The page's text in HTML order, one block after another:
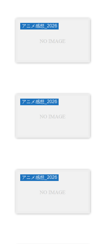
アニメ感想_2026
アニメ感想_2026
アニメ感想_2026